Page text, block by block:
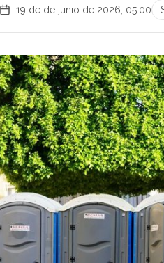
19 de de junio de 2026, 05:00